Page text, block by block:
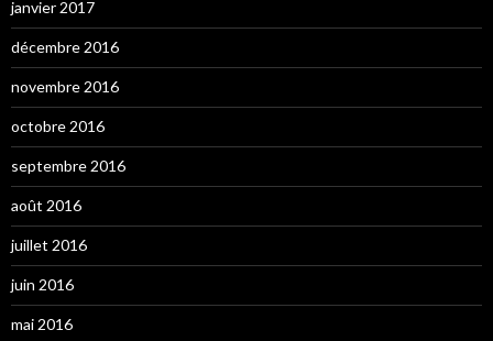
janvier 2017
décembre 2016
novembre 2016
octobre 2016
septembre 2016
août 2016
juillet 2016
juin 2016
mai 2016